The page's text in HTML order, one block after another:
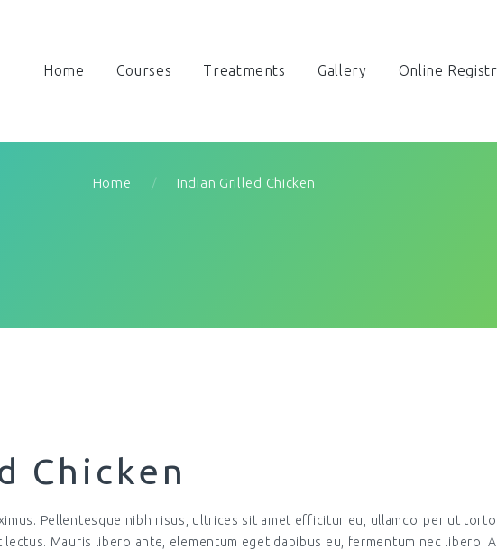
Home Courses Treatments Gallery Online
Home Indian Grilled Chicken
Chicken
Pellentesque nibh risus, ultrices sit amet efficitur eu, ullamcorper ut
Mauris libero ante, elementum eget dapibus eu, fermentum nec libero.